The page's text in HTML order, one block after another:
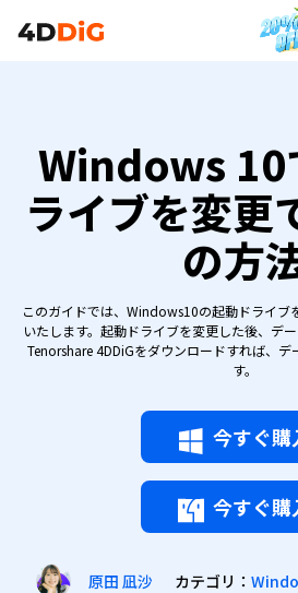
Windows 10
ライブを変更
の方
このガイドでは、Windows10の起動ドライブ
いたします。起動ドライブを変更した後、デ
Tenorshare 4DDiGをダウンロードすれば、
す。
今すぐ購
今すぐ購
原田 凪沙 カテゴリ：